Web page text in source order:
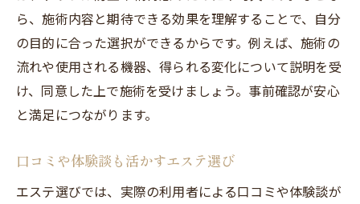
ら、施術内容と期待できる効果を理解することで、自分
の目的に合った選択ができるからです。例えば、施術の
流れや使用される機器、得られる変化について説明を受
け、同意した上で施術を受けましょう。事前確認が安心
と満足につながります。
口コミや体験談も活かすエステ選び
エステ選びでは、実際の利用者による口コミや体験談が